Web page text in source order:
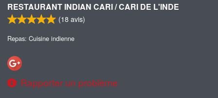
RESTAURANT INDIAN CARI / CARI DE L'INDE
(18avis)
Repas: Cuisine indienne
Rapporter un problème